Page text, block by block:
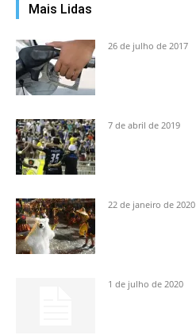
Mais Lidas
26 de julho de 2017
7 de abril de 2019
22 de janeiro de 2020
1 de julho de 2020